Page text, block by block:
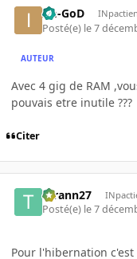
Im-GoD INpactien
Posté(e) le 7
AUTEUR
Avec 4 gig de RAM
pouvais etre inutile ???
Citer
tyrann27
Posté(e) le 7
Pour l'hibernation